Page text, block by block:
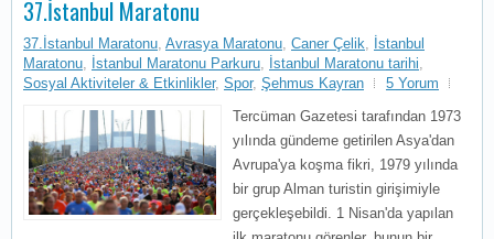
37.İstanbul Maratonu
37.İstanbul Maratonu, Avrasya Maratonu, Caner Çelik, İstanbul
Maratonu, İstanbul Maratonu Parkuru, İstanbul Maratonu tarihi,
Sosyal Aktiviteler & Etkinlikler, Spor, Şehmus Kayran
5 Yorum
Tercüman Gazetesi tarafından 1973
yılında gündeme getirilen Asya'dan
Avrupa'ya koşma fikri, 1979 yılında
bir grup Alman turistin girişimiyle
gerçekleşebildi. 1 Nisan'da yapılan